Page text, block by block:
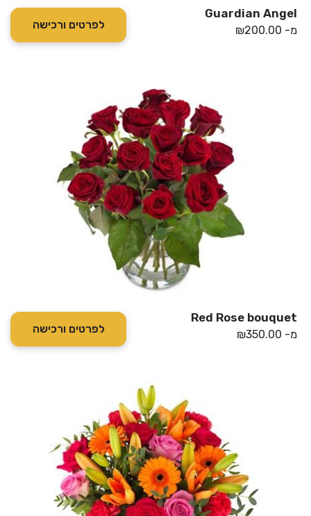
Guardian Angel
מ- ₪200.00 לפרטים ורכישה
Red Rose bouquet
מ- ₪350.00 לפרטים ורכישה